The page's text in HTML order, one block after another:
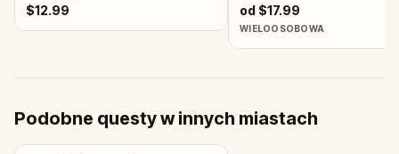
$12.99 od $17.99
WIELOOSOBOWA
Podobne questy w innych miastach